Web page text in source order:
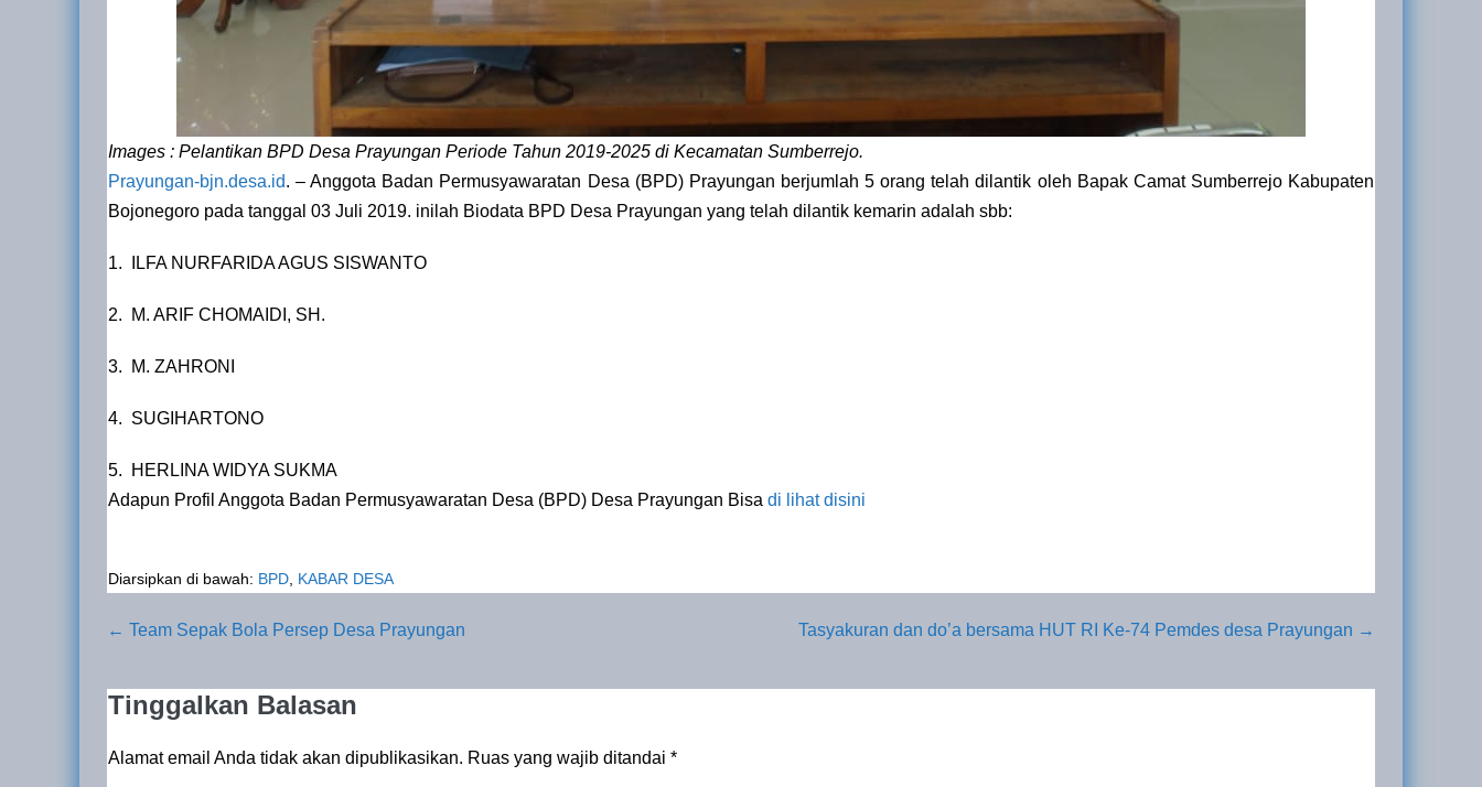
Images : Pelantikan BPD Desa Prayungan Periode Tahun 2019-2025 di Kecamatan Sumberrejo.
Prayungan-bjn.desa.id. – Anggota Badan Permusyawaratan Desa (BPD) Prayungan berjumlah 5 orang telah dilantik oleh Bapak Camat Sumberrejo Kabupaten
Bojonegoro pada tanggal 03 Juli 2019. inilah Biodata BPD Desa Prayungan yang telah dilantik kemarin adalah sbb:
1. ILFA NURFARIDA AGUS SISWANTO
2. M. ARIF CHOMAIDI, SH.
3. M. ZAHRONI
4. SUGIHARTONO
5. HERLINA WIDYA SUKMA
Adapun Profil Anggota Badan Permusyawaratan Desa (BPD) Desa Prayungan Bisa di lihat disini
Diarsipkan di bawah: BPD, KABAR DESA
Navigasi
← Team Sepak Bola Persep Desa Prayungan Tasyakuran dan do’a bersama HUT RI Ke-74 Pemdes desa Prayungan →
Tinggalkan Balasan
Alamat email Anda tidak akan dipublikasikan. Ruas yang wajib ditandai *